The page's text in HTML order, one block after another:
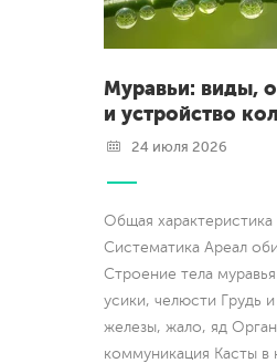
Муравьи: виды,
и устройство
24 июля 2026
Общая характеристика
Систематика Ареал
Строение тела муравья
усики, челюсти Грудь
железы, жало, яд
коммуникация Касты в